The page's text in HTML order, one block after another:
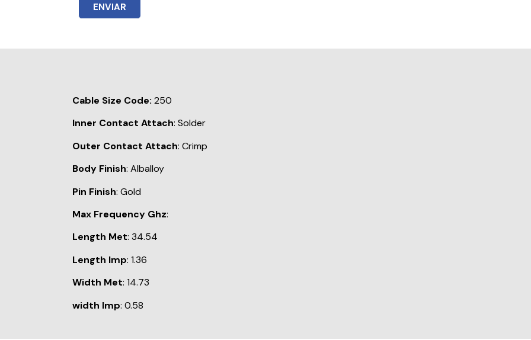
ENVIAR
Cable Size Code: 250
Inner Contact Attach: Solder
Outer Contact Attach: Crimp
Body Finish: Alballoy
Pin Finish: Gold
Max Frequency Ghz:
Length Met: 34.54
Length Imp: 1.36
Width Met: 14.73
width Imp: 0.58